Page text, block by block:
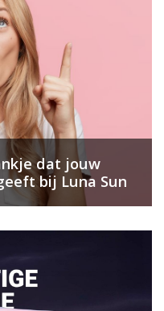
dat jouw
bij Luna Sun